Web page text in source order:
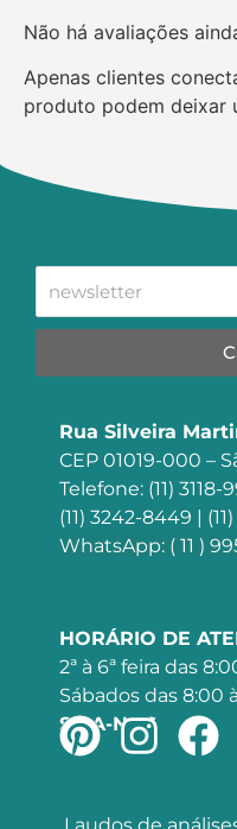
Não há avaliações
Apenas clientes
produto podem deixar
Rua Silveira
CEP 01019-000 –
Telefone: (11) 3118-
(11) 3242-8449 |
WhatsApp: ( 11 )
HORÁRIO DE
2ª à 6ª feira das
Sábados das 8:00
SIGA-NOS